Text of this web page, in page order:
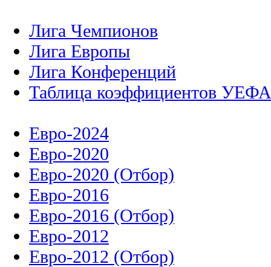
Лига Чемпионов
Лига Европы
Лига Конференций
Таблица коэффициентов УЕФА
Евро-2024
Евро-2020
Евро-2020 (Отбор)
Евро-2016
Евро-2016 (Отбор)
Евро-2012
Евро-2012 (Отбор)